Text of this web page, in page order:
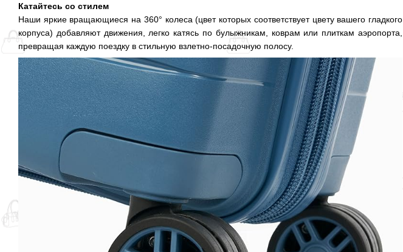
Катайтесь со стилем
Наши яркие вращающиеся на 360° колеса (цвет которых соответствует цвету вашего гладкого
корпуса) добавляют движения, легко катясь по булыжникам, коврам или плиткам аэропорта,
превращая каждую поездку в стильную взлетно-посадочную полосу.